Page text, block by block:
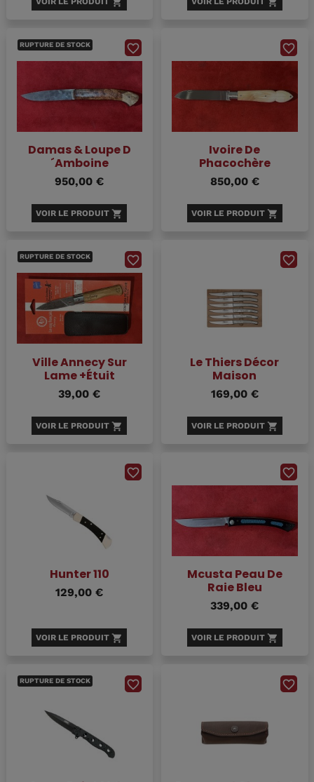
Damas & Loupe D
´Amboine
950,00 €
VOIR LE PRODUIT shopping_cart
RUPTURE DE STOCK favorite_border
Ivoire De
Phacochère
850,00 €
VOIR LE PRODUIT shopping_cart
favorite_border
Ville Annecy Sur
Lame +Étuit
39,00 €
VOIR LE PRODUIT shopping_cart
RUPTURE DE STOCK favorite_border
Le Thiers Décor
Maison
169,00 €
VOIR LE PRODUIT shopping_cart
favorite_border
Hunter 110
129,00 €
VOIR LE PRODUIT shopping_cart
favorite_border
Mcusta Peau De
Raie Bleu
339,00 €
VOIR LE PRODUIT shopping_cart
favorite_border
RUPTURE DE STOCK favorite_border favorite_border